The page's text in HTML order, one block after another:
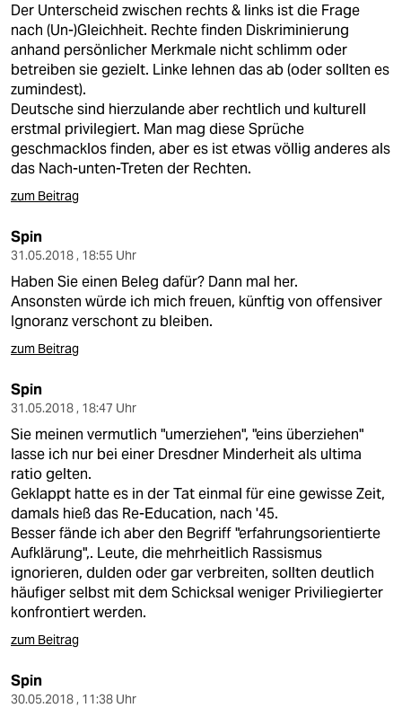
Der Unterscheid zwischen rechts & links ist die Frage
nach (Un-)Gleichheit. Rechte finden Diskriminierung
anhand persönlicher Merkmale nicht schlimm oder
betreiben sie gezielt. Linke lehnen das ab (oder sollten es
zumindest).
Deutsche sind hierzulande aber rechtlich und kulturell
erstmal privilegiert. Man mag diese Sprüche
geschmacklos finden, aber es ist etwas völlig anderes als
das Nach-unten-Treten der Rechten.
zum Beitrag
Spin
31.05.2018 , 18:55 Uhr
Haben Sie einen Beleg dafür? Dann mal her.
Ansonsten würde ich mich freuen, künftig von offensiver
Ignoranz verschont zu bleiben.
zum Beitrag
Spin
31.05.2018 , 18:47 Uhr
Sie meinen vermutlich "umerziehen", "eins überziehen"
lasse ich nur bei einer Dresdner Minderheit als ultima
ratio gelten.
Geklappt hatte es in der Tat einmal für eine gewisse Zeit,
damals hieß das Re-Education, nach '45.
Besser fände ich aber den Begriff "erfahrungsorientierte
Aufklärung",. Leute, die mehrheitlich Rassismus
ignorieren, dulden oder gar verbreiten, sollten deutlich
häufiger selbst mit dem Schicksal weniger Priviliegierter
konfrontiert werden.
zum Beitrag
Spin
30.05.2018 , 11:38 Uhr